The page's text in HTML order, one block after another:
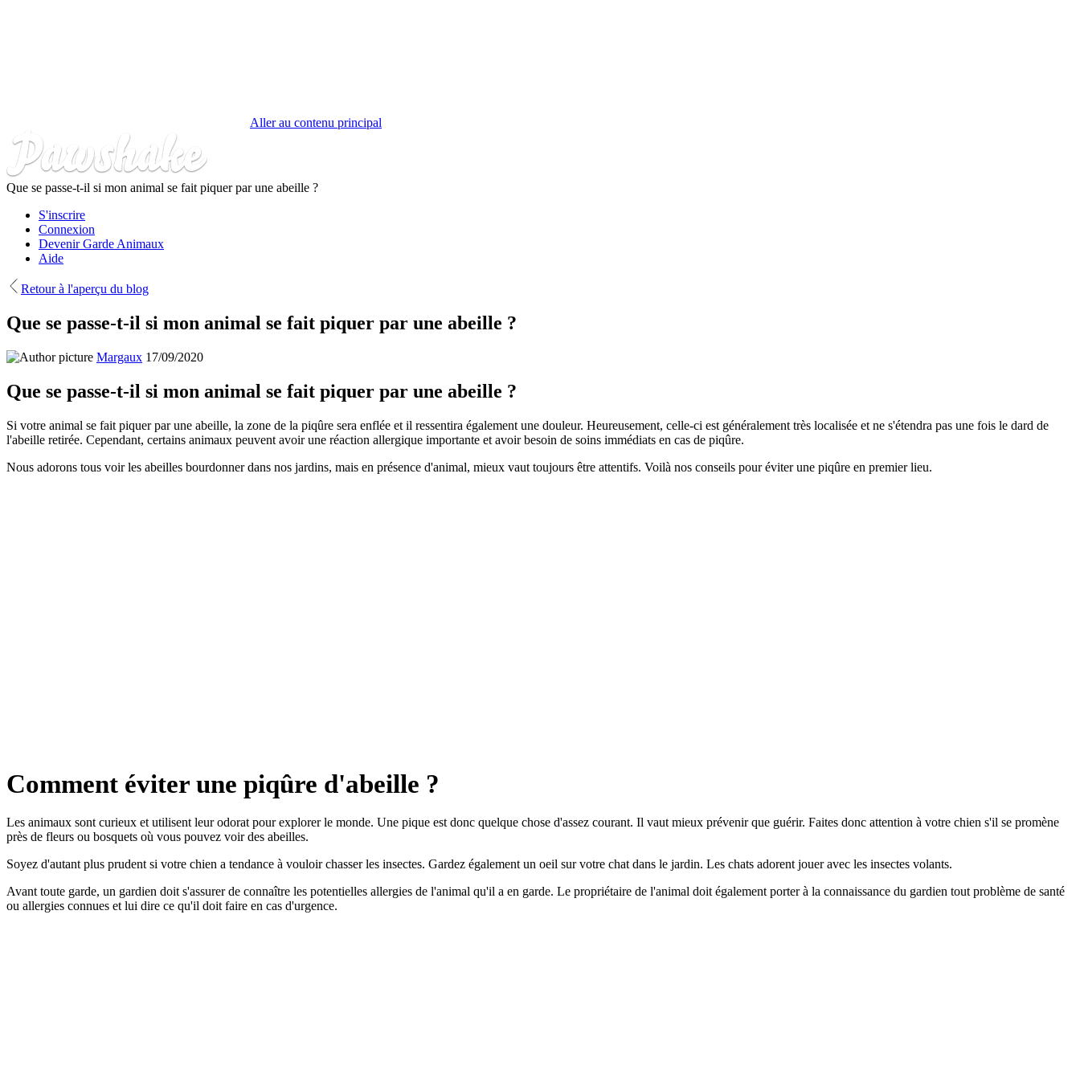
Aller au contenu principal
Que se passe-t-il si mon animal se fait piquer par une abeille ?
S'inscrire
Connexion
Devenir Garde Animaux
Aide
Retour à l'aperçu du blog
Que se passe-t-il si mon animal se fait piquer par une abeille ?
Margaux 17/09/2020
Que se passe-t-il si mon animal se fait piquer par une abeille ?
Si votre animal se fait piquer par une abeille, la zone de la piqûre sera enflée et il ressentira également une douleur. Heureusement, celle-ci est généralement très localisée et ne s'étendra pas une fois le dard de
l'abeille retirée. Cependant, certains animaux peuvent avoir une réaction allergique importante et avoir besoin de soins immédiats en cas de piqûre.
Nous adorons tous voir les abeilles bourdonner dans nos jardins, mais en présence d'animal, mieux vaut toujours être attentifs. Voilà nos conseils pour éviter une piqûre en premier lieu.
Comment éviter une piqûre d'abeille ?
Les animaux sont curieux et utilisent leur odorat pour explorer le monde. Une pique est donc quelque chose d'assez courant. Il vaut mieux prévenir que guérir. Faites donc attention à votre chien s'il se promène
près de fleurs ou bosquets où vous pouvez voir des abeilles.
Soyez d'autant plus prudent si votre chien a tendance à vouloir chasser les insectes. Gardez également un oeil sur votre chat dans le jardin. Les chats adorent jouer avec les insectes volants.
Avant toute garde, un gardien doit s'assurer de connaître les potentielles allergies de l'animal qu'il a en garde. Le propriétaire de l'animal doit également porter à la connaissance du gardien tout problème de santé
ou allergies connues et lui dire ce qu'il doit faire en cas d'urgence.